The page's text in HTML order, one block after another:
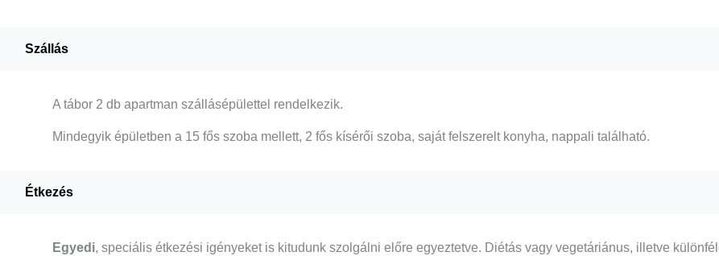
Szállás
A tábor 2 db apartman szállásépülettel rendelkezik.
Mindegyik épületben a 15 fős szoba mellett, 2 fős kísérői szoba, saját felszerelt konyha, nappali található.
Étkezés
Egyedi, speciális étkezési igényeket is kitudunk szolgálni előre egyeztetve. Diétás vagy vegetáriánus, illetve